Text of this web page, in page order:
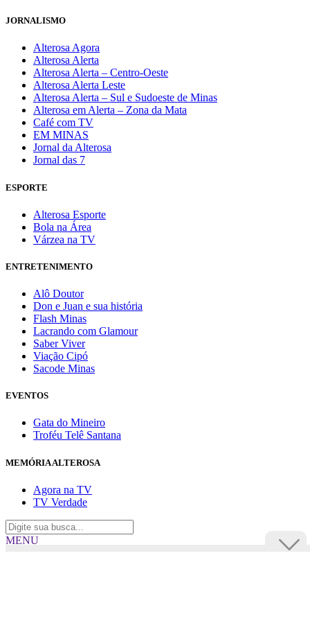
JORNALISMO
Alterosa Agora
Alterosa Alerta
Alterosa Alerta – Centro-Oeste
Alterosa Alerta Leste
Alterosa Alerta – Sul e Sudoeste de Minas
Alterosa em Alerta – Zona da Mata
Café com TV
EM MINAS
Jornal da Alterosa
Jornal das 7
ESPORTE
Alterosa Esporte
Bola na Área
Várzea na TV
ENTRETENIMENTO
Alô Doutor
Don e Juan e sua história
Flash Minas
Lacrando com Glamour
Saber Viver
Viação Cipó
Sacode Minas
EVENTOS
Gata do Mineiro
Troféu Telê Santana
MEMÓRIA ALTEROSA
Agora na TV
TV Verdade
MENU